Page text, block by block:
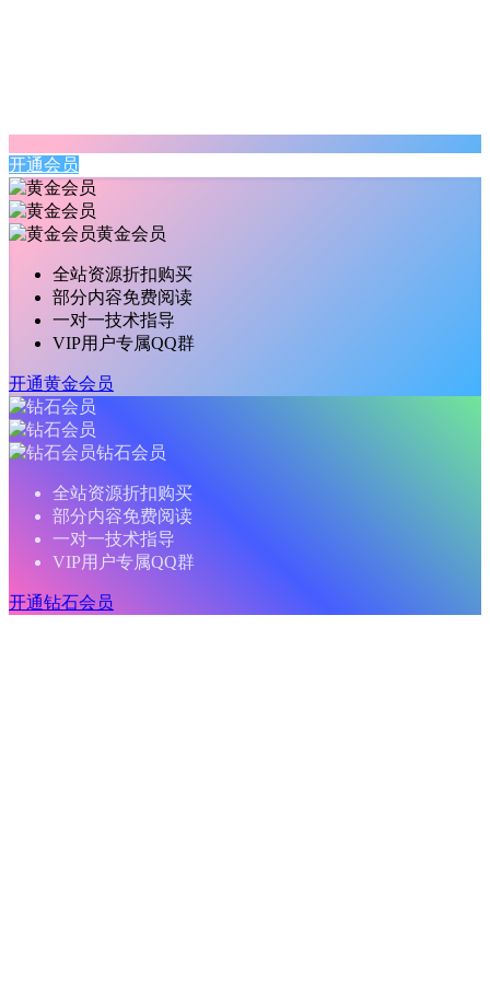
开通会员
黄金会员
全站资源折扣购买
部分内容免费阅读
一对一技术指导
VIP用户专属QQ群
开通黄金会员
钻石会员
全站资源折扣购买
部分内容免费阅读
一对一技术指导
VIP用户专属QQ群
开通钻石会员